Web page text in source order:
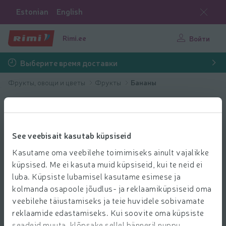
See veebisait kasutab küpsiseid
Kasutame oma veebilehe toimimiseks ainult vajalikke
küpsised. Me ei kasuta muid küpsiseid, kui te neid ei
luba. Küpsiste lubamisel kasutame esimese ja
kolmanda osapoole jõudlus- ja reklaamiküpsiseid oma
veebilehe täiustamiseks ja teie huvidele sobivamate
reklaamide edastamiseks. Kui soovite oma küpsiste
Estonian English
Rimi.ee Войти
Выберите время доставки
Фрукты, овощи и цветы Фрукты Бананы